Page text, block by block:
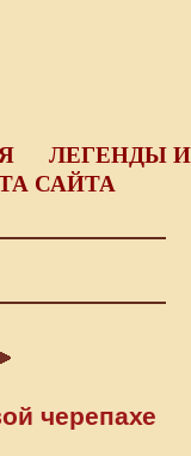
ЛЕГЕНДЫ И
САЙТА
черепахе